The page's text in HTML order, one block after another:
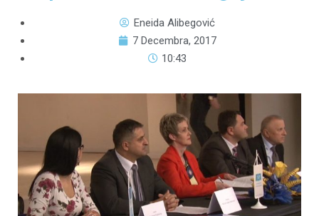
Eneida Alibegović
7 Decembra, 2017
10:43